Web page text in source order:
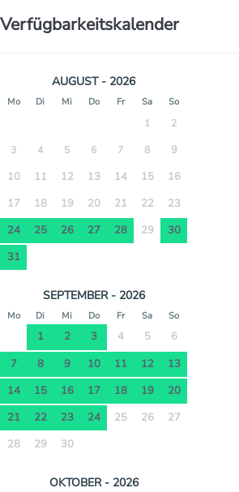
Verfügbarkeitskalender
AUGUST - 2026
Mo Di Mi Do Fr Sa So
1 2
3 4 5 6 7 8
9
10
11 12 13 14 15
16
17
18 19 20 21 22
23
24
25 26 27 28 29
30
31
SEPTEMBER - 2026
Mo Di Mi Do Fr Sa So
1 2 3 4 5
6
7
8 9 10 11 12
13
14
15 16 17 18 19
20
21
22 23 24 25 26
27
28
29 30
OKTOBER - 2026